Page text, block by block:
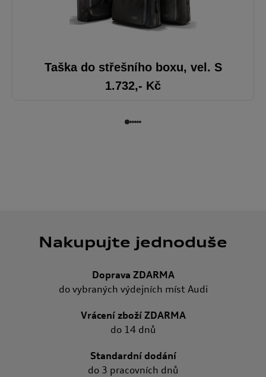
Taška do střešního boxu, vel. S
1.732,- Kč
Nakupujte jednoduše
Doprava ZDARMA
do vybraných výdejních míst Audi
Vrácení zboží ZDARMA
do 14 dnů
Standardní dodání
do 3 pracovních dnů